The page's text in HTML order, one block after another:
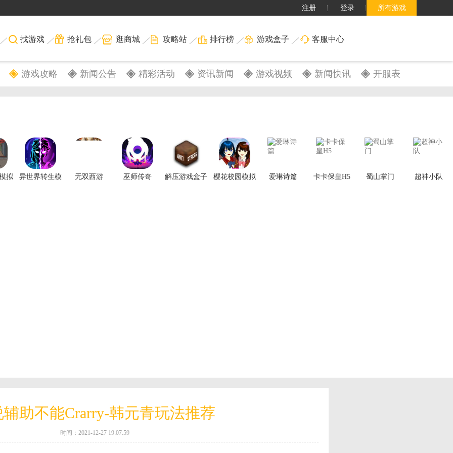
所有游戏
登录
注册
找游戏 抢礼包 逛商城 攻略站 排行榜 游戏盒子 客服中心
游戏攻略 新闻公告 精彩活动 资讯新闻 游戏视频 新闻快讯 开服表
拟 异世界转生模 无双西游 巫师传奇 解压游戏盒子 樱花校园模拟 爱琳诗篇 卡卡保皇H5 蜀山掌门 超神小队
辅助不能Crarry-韩元青玩法推荐
时间：2021-12-27 19:07:59